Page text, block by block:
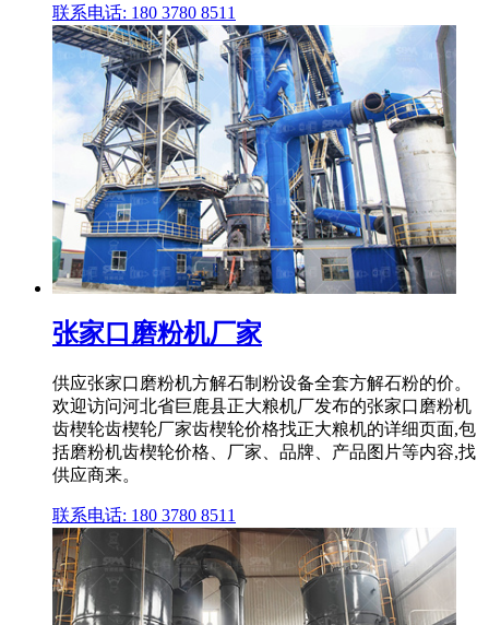
联系电话: 180 3780 8511
张家口磨粉机厂家
供应张家口磨粉机方解石制粉设备全套方解石粉的价。
欢迎访问河北省巨鹿县正大粮机厂发布的张家口磨粉机
齿楔轮齿楔轮厂家齿楔轮价格找正大粮机的详细页面,包
括磨粉机齿楔轮价格、厂家、品牌、产品图片等内容,找
供应商来。
联系电话: 180 3780 8511